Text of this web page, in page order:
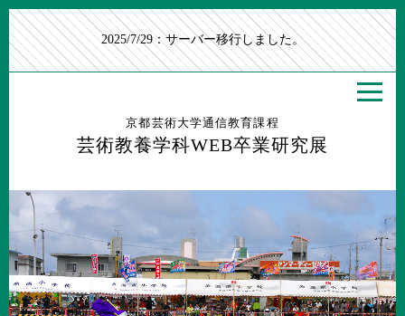
2025/7/29：サーバー移行しました。
京都芸術大学通信教育課程
芸術教養学科WEB卒業研究展